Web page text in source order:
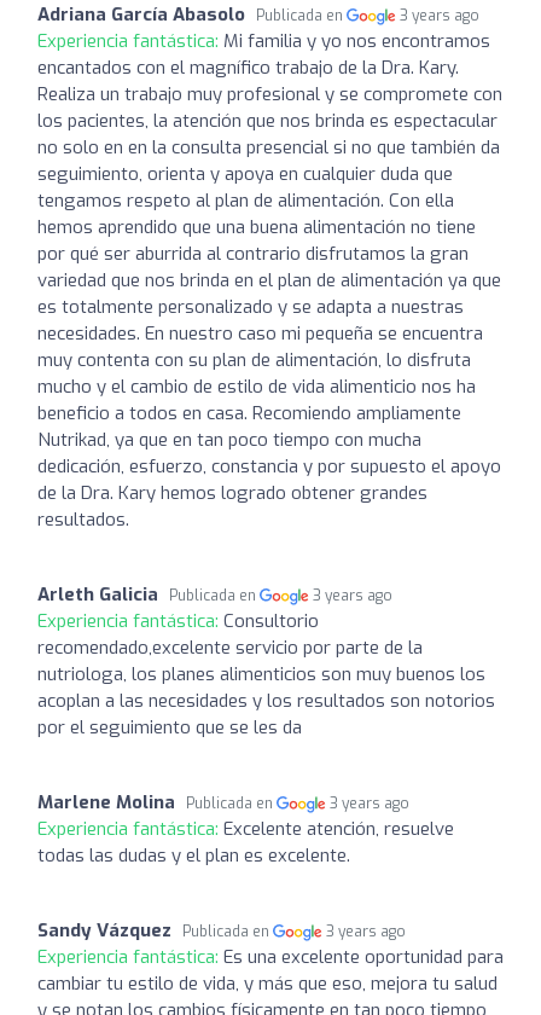
Adriana García Abasolo Publicada en 3 years ago
Experiencia fantástica: Mi familia y yo nos encontramos
encantados con el magnífico trabajo de la Dra. Kary.
Realiza un trabajo muy profesional y se compromete con
los pacientes, la atención que nos brinda es espectacular
no solo en en la consulta presencial si no que también da
seguimiento, orienta y apoya en cualquier duda que
tengamos respeto al plan de alimentación. Con ella
hemos aprendido que una buena alimentación no tiene
por qué ser aburrida al contrario disfrutamos la gran
variedad que nos brinda en el plan de alimentación ya que
es totalmente personalizado y se adapta a nuestras
necesidades. En nuestro caso mi pequeña se encuentra
muy contenta con su plan de alimentación, lo disfruta
mucho y el cambio de estilo de vida alimenticio nos ha
beneficio a todos en casa. Recomiendo ampliamente
Nutrikad, ya que en tan poco tiempo con mucha
dedicación, esfuerzo, constancia y por supuesto el apoyo
de la Dra. Kary hemos logrado obtener grandes
resultados.
Arleth Galicia Publicada en 3 years ago
Experiencia fantástica: Consultorio
recomendado,excelente servicio por parte de la
nutriologa, los planes alimenticios son muy buenos los
acoplan a las necesidades y los resultados son notorios
por el seguimiento que se les da
Marlene Molina Publicada en 3 years ago
Experiencia fantástica: Excelente atención, resuelve
todas las dudas y el plan es excelente.
Sandy Vázquez Publicada en 3 years ago
Experiencia fantástica: Es una excelente oportunidad para
cambiar tu estilo de vida, y más que eso, mejora tu salud
y se notan los cambios físicamente en tan poco tiempo,